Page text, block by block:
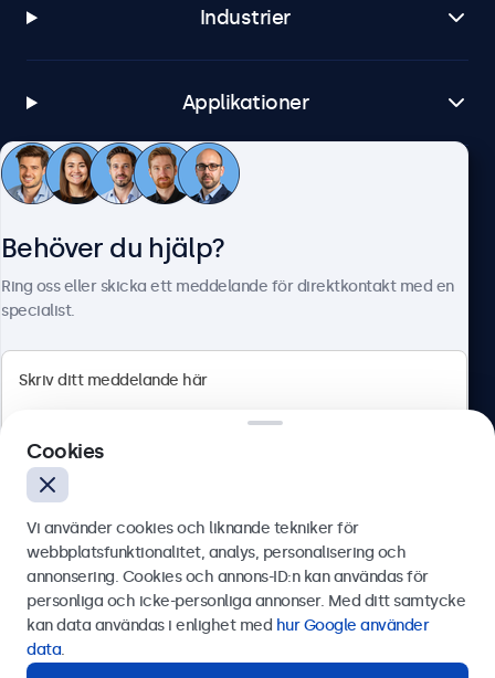
Industrier
Applikationer
Kundtjänst
Olof Palmesgata 29, Stockholm, 111 22, Sverige
Svenska
Behöver du hjälp?
Ring oss eller skicka ett meddelande för direktkontakt med en
specialist.
Skicka
Cookies
Vi använder cookies och liknande tekniker för
webbplatsfunktionalitet, analys, personalisering och
annonsering. Cookies och annons-ID:n kan användas för
personliga och icke-personliga annonser. Med ditt samtycke
kan data användas i enlighet med hur Google använder
data.